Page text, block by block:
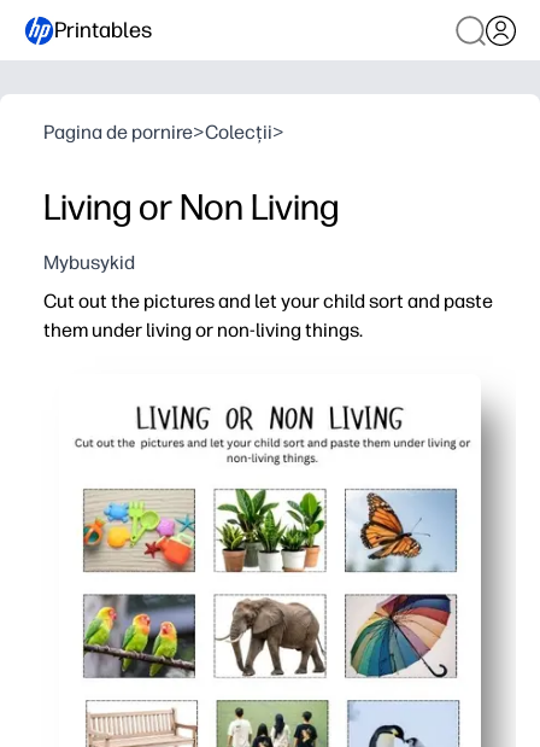
Printables
Pagina de pornire>Colecții>
Living or Non Living
Mybusykid
Cut out the pictures and let your child sort and paste
them under living or non-living things.